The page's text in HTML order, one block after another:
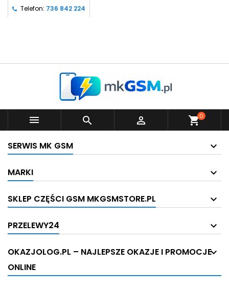
Telefon: 736 842 224
   shopping_cart0
SERWIS MK GSM
MARKI
SKLEP CZĘŚCI GSM MKGSMSTORE.PL
PRZELEWY24
OKAZJOLOG.PL – NAJLEPSZE OKAZJE I PROMOCJE
ONLINE